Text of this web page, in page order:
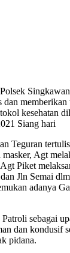
memberikan
kesehatan
Siang hari
Teguran
Agt
Piket
Jln Semai
adanya
sebagai
dan kondusif
pidana.